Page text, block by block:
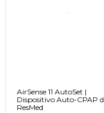
AirSense 11 AutoSet |
Dispositivo Auto-CPAP
ResMed